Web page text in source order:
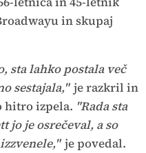
in skupaj
sta lahko postala več
sestajala," je razkril in
hitro izpela. "Rada sta
jo je osrečeval, a so
je povedal.